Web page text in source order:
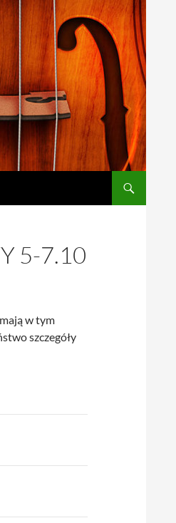
5-7.10
w tym
szczegóły